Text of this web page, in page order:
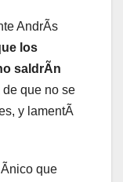
AndrÃs
los
saldrÃn
que no se
y lamentÃ
que